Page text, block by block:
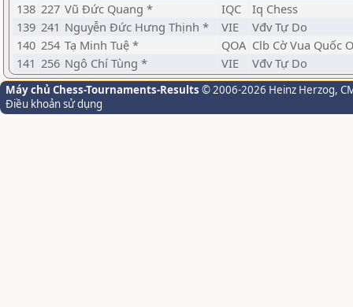
138 227 Vũ Đức Quang * IQC
Iq Chess
139 241 Nguyễn Đức Hưng Thịnh * VIE
Vđv Tự Do
140 254 Tạ Minh Tuệ * QOA Clb Cờ Vua Quốc
141 256 Ngô Chí Tùng * VIE Vđv Tự Do
Máy chủ Chess-Tournaments-Results © 2006-2026 Heinz Herzog,
Điều khoản sử dụng